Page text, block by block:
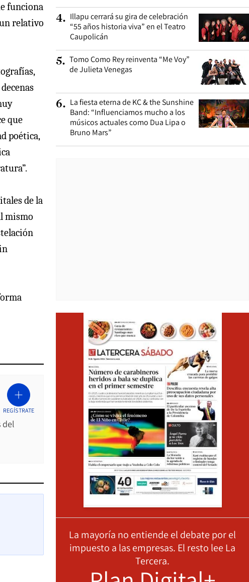
funciona
relativo
que
poética,
de la
mismo
del
REGÍSTRATE
4. Illapu cerrará su gira de celebración
“55 años historia viva” en el Teatro
Caupolicán
5. Tomo Como Rey reinventa “Me Voy”
de Julieta Venegas
6. La fiesta eterna de KC & the Sunshine
Band: “Influenciamos mucho a los
músicos actuales como Dua Lipa o
Bruno Mars”
La mayoría no entiende el debate por el
impuesto a las empresas. El resto lee La
Tercera.